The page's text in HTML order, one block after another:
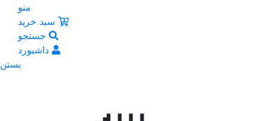
منو
سبد خرید
جستجو
داشبورد
بستن